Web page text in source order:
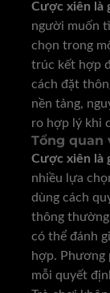
Cược xiên là
người muốn
chọn trong
trúc kết hợp
cách đặt
nền tảng,
ro hợp lý khi
Tổng quan
Cược xiên là
nhiều lựa
dùng cách
thông
có thể đánh
hợp. Phương
mỗi quyết